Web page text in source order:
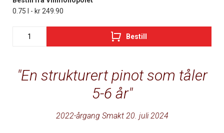
En strukturert pinot som tåler
5-6 år
2022-årgang Smakt 20. juli 2024
0.75 l - kr 249.90
Bestill